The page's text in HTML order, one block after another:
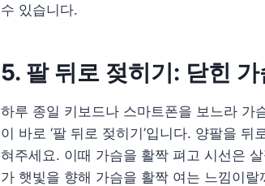
수 있습니다.
5. 팔 뒤로 젖히기: 닫힌
하루 종일 키보드나 스마트폰을 보느라 가
이 바로 ‘팔 뒤로 젖히기’입니다. 양팔을
혀주세요. 이때 가슴을 활짝 펴고 시선은
가 햇빛을 향해 가슴을 활짝 여는 느낌이